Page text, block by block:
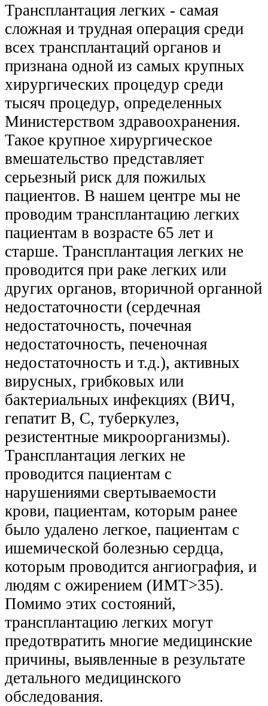
Трансплантация легких - самая
сложная и трудная операция среди
всех трансплантаций органов и
признана одной из самых крупных
хирургических процедур среди
тысяч процедур, определенных
Министерством здравоохранения.
Такое крупное хирургическое
вмешательство представляет
серьезный риск для пожилых
пациентов. В нашем центре мы не
проводим трансплантацию легких
пациентам в возрасте 65 лет и
старше. Трансплантация легких не
проводится при раке легких или
других органов, вторичной органной
недостаточности (сердечная
недостаточность, почечная
недостаточность, печеночная
недостаточность и т.д.), активных
вирусных, грибковых или
бактериальных инфекциях (ВИЧ,
гепатит В, С, туберкулез,
резистентные микроорганизмы).
Трансплантация легких не
проводится пациентам с
нарушениями свертываемости
крови, пациентам, которым ранее
было удалено легкое, пациентам с
ишемической болезнью сердца,
которым проводится ангиография, и
людям с ожирением (ИМТ>35).
Помимо этих состояний,
трансплантацию легких могут
предотвратить многие медицинские
причины, выявленные в результате
детального медицинского
обследования.